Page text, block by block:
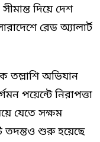
দিয়ে দেশ
রেড অ্যালার্ট
তল্লাশি অভিযান
পয়েন্টে নিরাপত্তা
যেতে সক্ষম
তদন্তও শুরু হয়েছে